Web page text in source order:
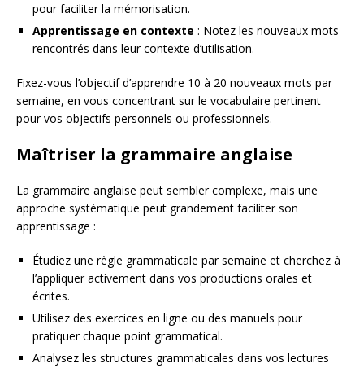
pour faciliter la mémorisation.
Apprentissage en contexte : Notez les nouveaux mots
rencontrés dans leur contexte d’utilisation.
Fixez-vous l’objectif d’apprendre 10 à 20 nouveaux mots par
semaine, en vous concentrant sur le vocabulaire pertinent
pour vos objectifs personnels ou professionnels.
Maîtriser la grammaire anglaise
La grammaire anglaise peut sembler complexe, mais une
approche systématique peut grandement faciliter son
apprentissage :
Étudiez une règle grammaticale par semaine et cherchez à
l’appliquer activement dans vos productions orales et
écrites.
Utilisez des exercices en ligne ou des manuels pour
pratiquer chaque point grammatical.
Analysez les structures grammaticales dans vos lectures